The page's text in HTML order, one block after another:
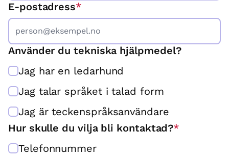
E-postadress*
Använder du tekniska hjälpmedel?
Jag har en ledarhund
Jag talar språket i talad form
Jag är teckenspråksanvändare
Hur skulle du vilja bli kontaktad?*
Telefonnummer